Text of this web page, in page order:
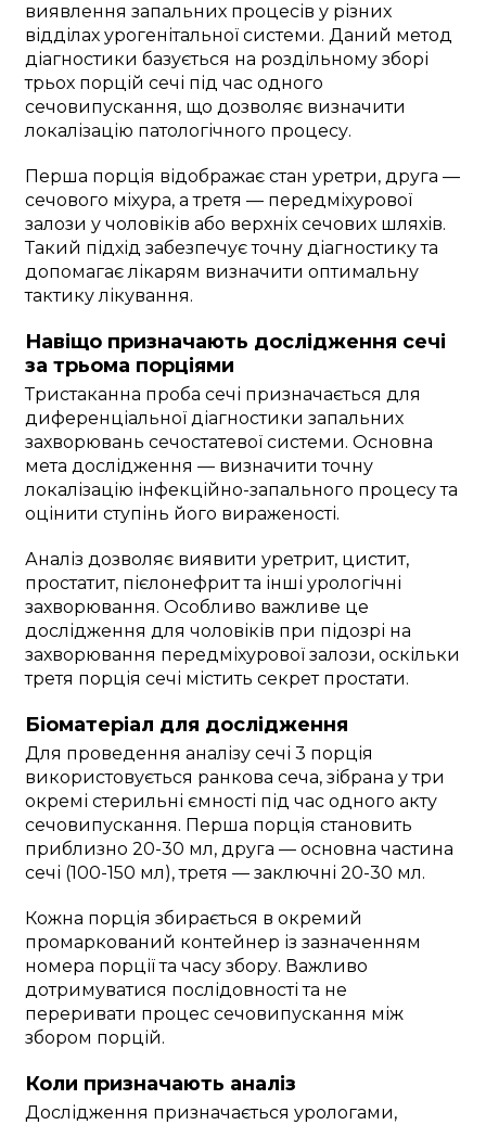
виявлення запальних процесів у різних
відділах урогенітальної системи. Даний метод
діагностики базується на роздільному зборі
трьох порцій сечі під час одного
сечовипускання, що дозволяє визначити
локалізацію патологічного процесу.
Перша порція відображає стан уретри, друга —
сечового міхура, а третя — передміхурової
залози у чоловіків або верхніх сечових шляхів.
Такий підхід забезпечує точну діагностику та
допомагає лікарям визначити оптимальну
тактику лікування.
Навіщо призначають дослідження сечі
за трьома порціями
Тристаканна проба сечі призначається для
диференціальної діагностики запальних
захворювань сечостатевої системи. Основна
мета дослідження — визначити точну
локалізацію інфекційно-запального процесу та
оцінити ступінь його вираженості.
Аналіз дозволяє виявити уретрит, цистит,
простатит, пієлонефрит та інші урологічні
захворювання. Особливо важливе це
дослідження для чоловіків при підозрі на
захворювання передміхурової залози, оскільки
третя порція сечі містить секрет простати.
Біоматеріал для дослідження
Для проведення аналізу сечі 3 порція
використовується ранкова сеча, зібрана у три
окремі стерильні ємності під час одного акту
сечовипускання. Перша порція становить
приблизно 20-30 мл, друга — основна частина
сечі (100-150 мл), третя — заключні 20-30 мл.
Кожна порція збирається в окремий
промаркований контейнер із зазначенням
номера порції та часу збору. Важливо
дотримуватися послідовності та не
переривати процес сечовипускання між
збором порцій.
Коли призначають аналіз
Дослідження призначається урологами,